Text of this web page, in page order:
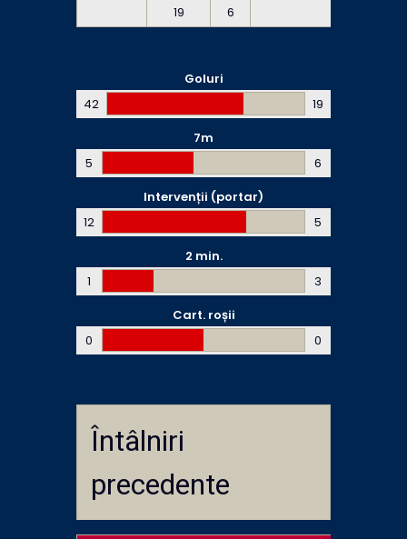
19 6
Goluri
42
19
7m
5
6
Intervenții (portar)
12
5
2 min.
1
3
Cart. roșii
0
0
Întâlniri
precedente